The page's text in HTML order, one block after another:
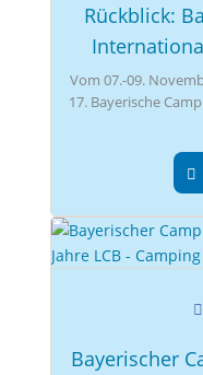
Rückblick:
Vom 07.-09.
17. Bayerische
Bayerischer